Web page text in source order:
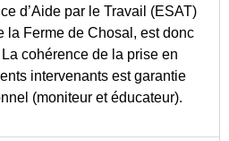
d’Aide par le Travail (ESAT)
la Ferme de Chosal, est donc
cohérence de la prise en
intervenants est garantie
(moniteur et éducateur).